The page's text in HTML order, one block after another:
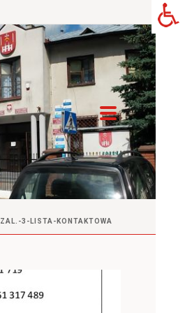
ZAL.-3-LISTA-KONTAKTOWA